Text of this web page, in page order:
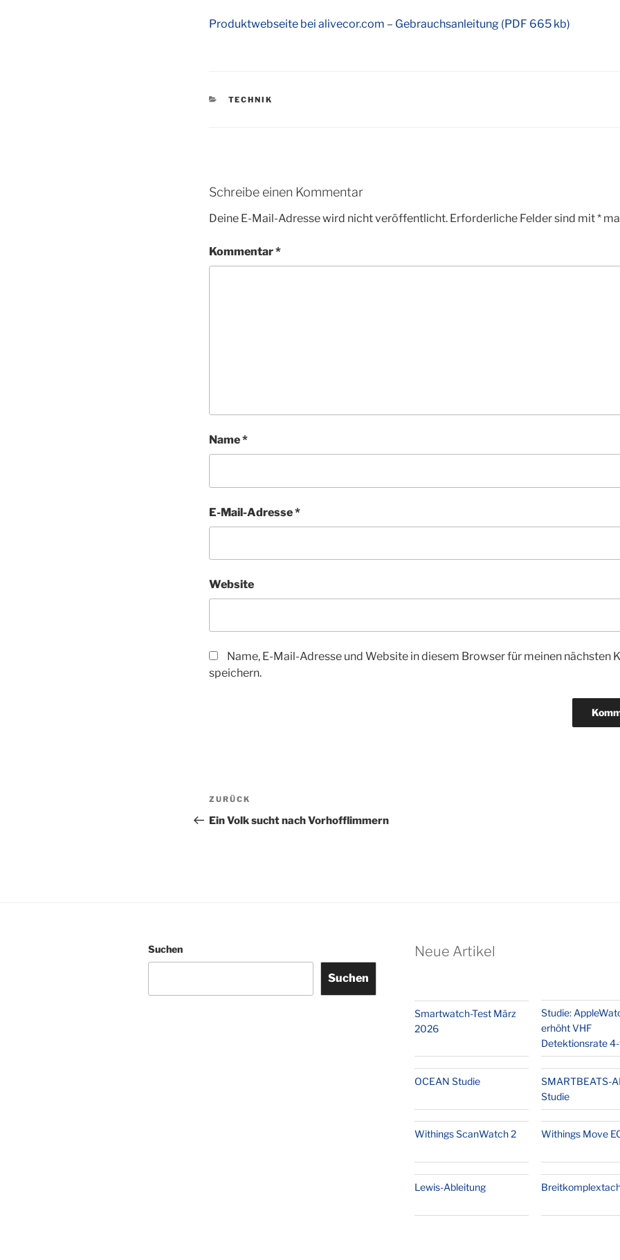
Produktwebseite bei alivecor.com – Gebrauchsanleitung (PDF 665 kb)
KATEGORIEN
TECHNIK
Schreibe einen Kommentar
Deine E-Mail-Adresse wird nicht veröffentlicht. Erforderliche Felder sind mit*
Kommentar*
Name*
E-Mail-Adresse*
Website
Name, E-Mail-Adresse und Website in diesem Browser für meinen nächsten
speichern.
Beitragsnavigation
Vorheriger
Beitrag
ZURÜCK
Ein Volk sucht nach Vorhofflimmern
Suchen
Suchen
Neue Artikel
Smartwatch-Test März
2026
Studie:
erhöht VHF
Detektionsrate
OCEAN Studie
SMARTBEATS-
Studie
Withings ScanWatch 2 Withings Move
Lewis-Ableitung